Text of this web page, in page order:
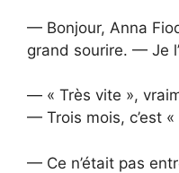
— Bonjour, Anna
grand sourire. — Je
— « Très vite »,
— Trois mois, c’est
— Ce n’était pas